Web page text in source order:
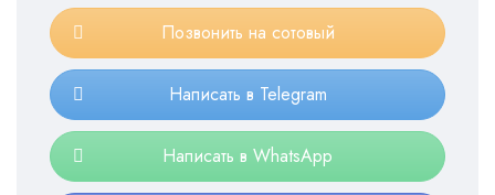
Позвонить на сотовый
Написать в Telegram
Написать в WhatsApp